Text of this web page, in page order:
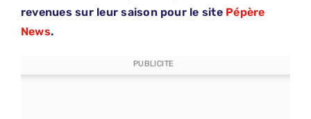
revenues sur leur saison pour le site Pépère
News.
PUBLICITE